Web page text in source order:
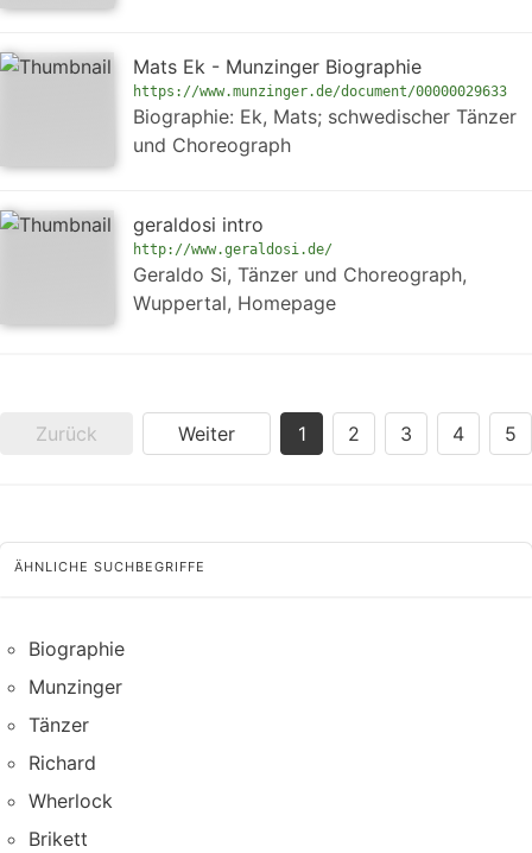
Mats Ek - Munzinger Biographie
https://www.munzinger.de/document/00000029633
Biographie: Ek, Mats; schwedischer Tänzer
und Choreograph
geraldosi intro
http://www.geraldosi.de/
Geraldo Si, Tänzer und Choreograph,
Wuppertal, Homepage
Zurück Weiter 1 2 3 4 5
ÄHNLICHE SUCHBEGRIFFE
Biographie
Munzinger
Tänzer
Richard
Wherlock
Brikett